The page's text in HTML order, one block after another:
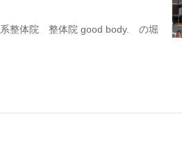
系整体院 整体院 good body. の堀